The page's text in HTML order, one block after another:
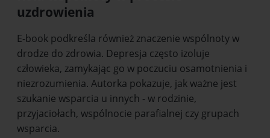
uzdrowienia
E-book podkreśla również znaczenie wspólnoty w
drodze do zdrowia. Depresja często izoluje
człowieka, zamykając go w poczuciu osamotnienia i
niezrozumienia. Autorka pokazuje, jak ważne jest
szukanie wsparcia u innych - w rodzinie,
przyjaciołach, wspólnocie parafialnej czy grupach
wsparcia.